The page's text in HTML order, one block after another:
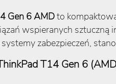
Gen 6 AMDto
wspieranych
zabezpieczeń,
T14 Gen 6